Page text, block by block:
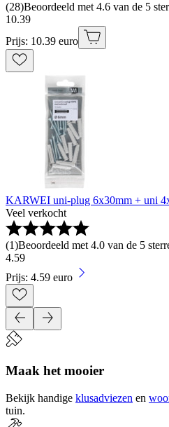
(28)Beoordeeld met 4.6 van de 5
10.39
Prijs: 10.39 euro
KARWEI uni-plug 6x30mm + uni
Veel verkocht
(1)Beoordeeld met 4.0 van de 5
4.59
Prijs: 4.59 euro
Maak het mooier
Bekijk handige klusadviezen en
tuin.